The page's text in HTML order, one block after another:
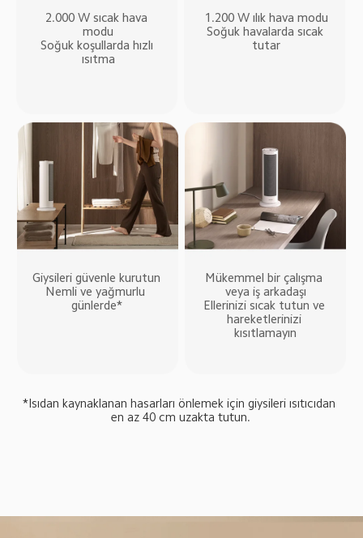
2.000 W sıcak hava
modu
Soğuk koşullarda hızlı
ısıtma
1.200 W ılık hava modu
Soğuk havalarda sıcak
tutar
Giysileri güvenle kurutun
Nemli ve yağmurlu
günlerde*
Mükemmel bir çalışma
veya iş arkadaşı
Ellerinizi sıcak tutun ve
hareketlerinizi
kısıtlamayın
*Isıdan kaynaklanan hasarları önlemek için giysileri ısıtıcıdan
en az 40 cm uzakta tutun.